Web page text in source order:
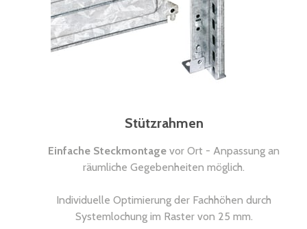
Stützrahmen
Einfache Steckmontage vor Ort - Anpassung an
räumliche Gegebenheiten möglich.
Individuelle Optimierung der Fachhöhen durch
Systemlochung im Raster von 25 mm.